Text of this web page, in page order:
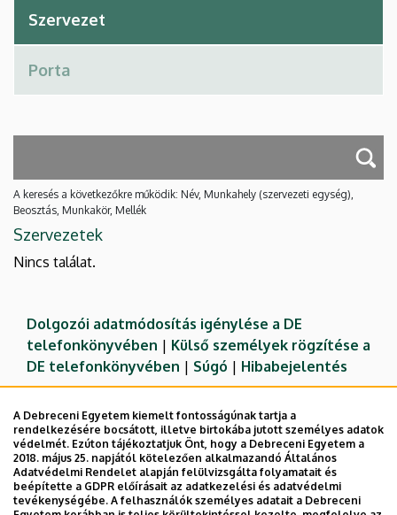
A keresés a következőkre működik: Név, Munkahely (szervezeti egység),
Beosztás, Munkakör, Mellék
Szervezetek
Nincs találat.
Dolgozói adatmódosítás igénylése a DE
telefonkönyvében | Külső személyek rögzítése a
DE telefonkönyvében | Súgó | Hibabejelentés
A Debreceni Egyetem kiemelt fontosságúnak tartja a
rendelkezésére bocsátott, illetve birtokába jutott személyes adatok
védelmét. Ezúton tájékoztatjuk Önt, hogy a Debreceni Egyetem a
2018. május 25. napjától kötelezően alkalmazandó Általános
Adatvédelmi Rendelet alapján felülvizsgálta folyamatait és
beépítette a GDPR előírásait az adatkezelési és adatvédelmi
tevékenységébe. A felhasználók személyes adatait a Debreceni